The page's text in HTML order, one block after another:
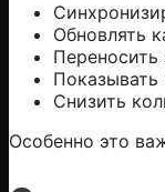
Обновлять
Переносить
Показывать
Снизить
Особенно это